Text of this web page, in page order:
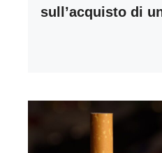
sull’acquisto di